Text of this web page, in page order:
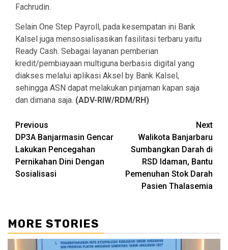
Fachrudin.
Selain One Step Payroll, pada kesempatan ini Bank
Kalsel juga mensosialisasikan fasilitasi terbaru yaitu
Ready Cash. Sebagai layanan pemberian
kredit/pembiayaan multiguna berbasis digital yang
diakses melalui aplikasi Aksel by Bank Kalsel,
sehingga ASN dapat melakukan pinjaman kapan saja
dan dimana saja. (ADV-RIW/RDM/RH)
Continue
Reading
Previous
DP3A Banjarmasin Gencar
Lakukan Pencegahan
Pernikahan Dini Dengan
Sosialisasi
Next
Walikota Banjarbaru
Sumbangkan Darah di
RSD Idaman, Bantu
Pemenuhan Stok Darah
Pasien Thalasemia
MORE STORIES